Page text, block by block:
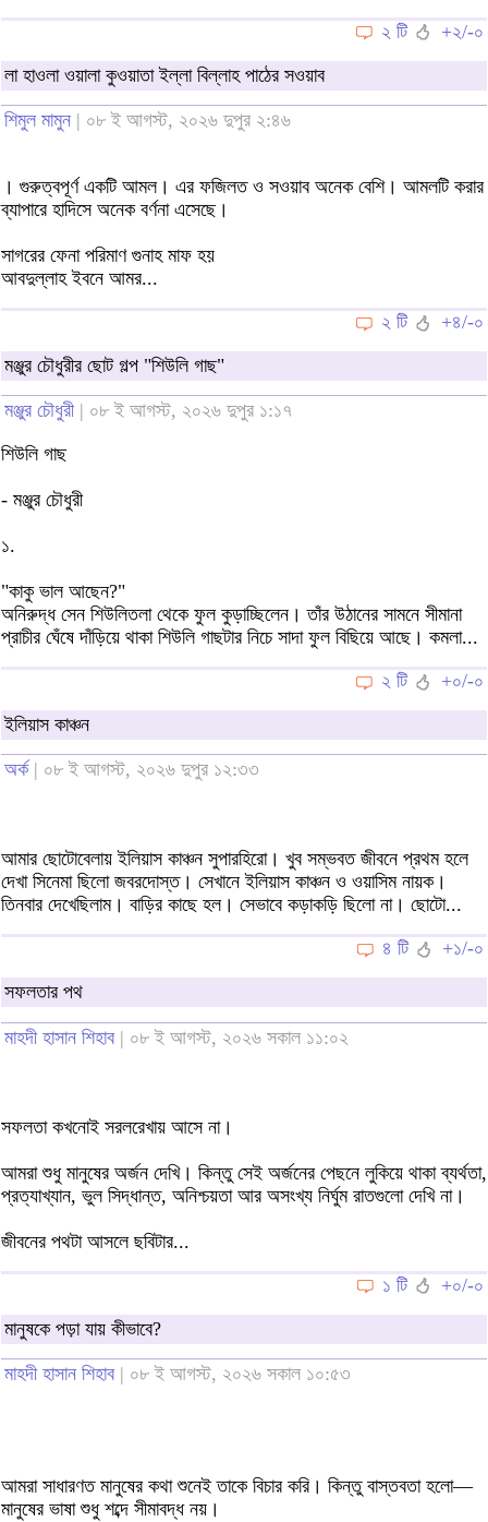
২ টি
+২/-০
লা হাওলা ওয়ালা কুওয়াতা ইল্লা বিল্লাহ পাঠের সওয়াব
শিমুল মামুন | ০৮ ই আগস্ট, ২০২৬ দুপুর ২:৪৬
। গুরুত্বপূর্ণ একটি আমল। এর ফজিলত ও সওয়াব অনেক বেশি। আমলটি করার
ব্যাপারে হাদিসে অনেক বর্ণনা এসেছে।
সাগরের ফেনা পরিমাণ গুনাহ মাফ হয়
আবদুল্লাহ ইবনে আমর...
২ টি
+৪/-০
মঞ্জুর চৌধুরীর ছোট গল্প "শিউলি গাছ"
মঞ্জুর চৌধুরী| ০৮ ই আগস্ট, ২০২৬ দুপুর ১:১৭
শিউলি গাছ
- মঞ্জুর চৌধুরী
১.
"কাকু ভাল আছেন?"
অনিরুদ্ধ সেন শিউলিতলা থেকে ফুল কুড়াচ্ছিলেন। তাঁর উঠানের সামনে সীমানা
প্রাচীর ঘেঁষে দাঁড়িয়ে থাকা শিউলি গাছটার নিচে সাদা ফুল বিছিয়ে আছে। কমলা...
২ টি
+০/-০
ইলিয়াস কাঞ্চন
অর্ক| ০৮ ই আগস্ট, ২০২৬ দুপুর ১২:৩৩
আমার ছোটোবেলায় ইলিয়াস কাঞ্চন সুপারহিরো। খুব সম্ভবত জীবনে প্রথম হলে
দেখা সিনেমা ছিলো জবরদোস্ত। সেখানে ইলিয়াস কাঞ্চন ও ওয়াসিম নায়ক।
তিনবার দেখেছিলাম। বাড়ির কাছে হল। সেভাবে কড়াকড়ি ছিলো না। ছোটো...
৪ টি
+১/-০
সফলতার পথ
মাহদী হাসান শিহাব | ০৮ ই আগস্ট, ২০২৬ সকাল ১১:০২
সফলতা কখনোই সরলরেখায় আসে না।
আমরা শুধু মানুষের অর্জন দেখি। কিন্তু সেই অর্জনের পেছনে লুকিয়ে থাকা ব্যর্থতা,
প্রত্যাখ্যান, ভুল সিদ্ধান্ত, অনিশ্চয়তা আর অসংখ্য নির্ঘুম রাতগুলো দেখি না।
জীবনের পথটা আসলে ছবিটার...
১ টি
+০/-০
মানুষকে পড়া যায় কীভাবে?
মাহদী হাসান শিহাব | ০৮ ই আগস্ট, ২০২৬ সকাল ১০:৫৩
আমরা সাধারণত মানুষের কথা শুনেই তাকে বিচার করি। কিন্তু বাস্তবতা হলো—
মানুষের ভাষা শুধু শব্দে সীমাবদ্ধ নয়।